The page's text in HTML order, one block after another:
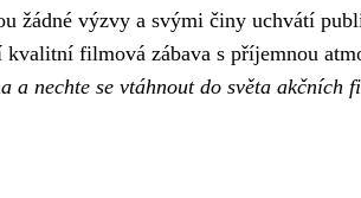
žádné výzvy a svými činy uchvátí
kvalitní filmová zábava s příjemnou
a nechte se vtáhnout do světa akčních